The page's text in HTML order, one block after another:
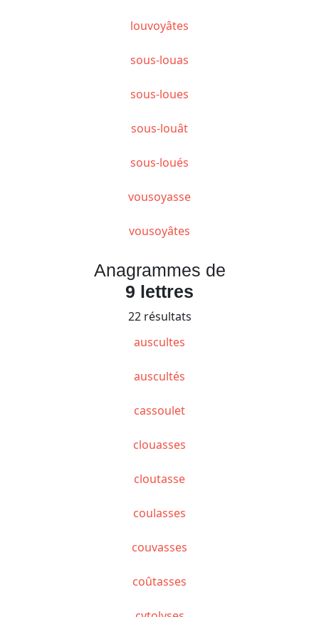
louvoyâtes
sous-louas
sous-loues
sous-louât
sous-loués
vousoyasse
vousoyâtes
Anagrammes de
9 lettres
22 résultats
auscultes
auscultés
cassoulet
clouasses
cloutasse
coulasses
couvasses
coûtasses